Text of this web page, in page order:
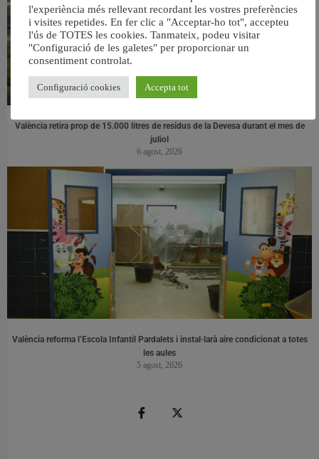
València retira prop de 15.000 litres de residus de la Devesa durant el mes de
juliol
6 agost, 2026
València reforma l’Escola Infantil Pardalets i instal·larà aire condicionat a totes
les aules
5 agost, 2026
l'experiència més rellevant recordant les vostres preferències
i visites repetides. En fer clic a "Acceptar-ho tot", accepteu
l'ús de TOTES les cookies. Tanmateix, podeu visitar
"Configuració de les galetes" per proporcionar un
consentiment controlat.
Configuració cookies Accepta tot